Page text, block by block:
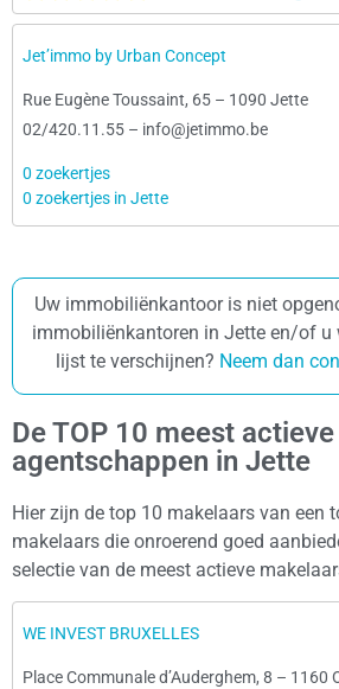
Jet’immo by Urban Concept
Rue Eugène Toussaint, 65 – 1090 Jette
02/420.11.55 – info@jetimmo.be
0 zoekertjes
0 zoekertjes in Jette
Uw immobiliënkantoor is niet
immobiliënkantoren in Jette en/of u
lijst te verschijnen? Neem dan
De TOP 10 meest actieve
agentschappen in Jette
Hier zijn de top 10 makelaars van een
makelaars die onroerend goed
selectie van de meest actieve
WE INVEST BRUXELLES
Place Communale d’Auderghem, 8 – 1160